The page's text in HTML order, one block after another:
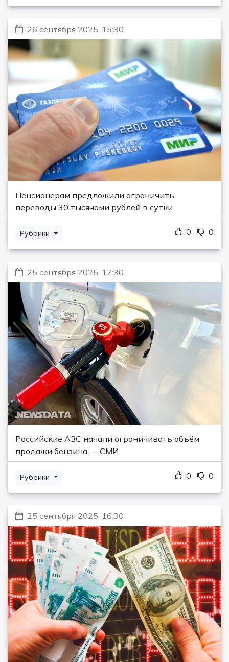
26 сентября 2025, 15:30
Пенсионерам предложили ограничить
переводы 30 тысячами рублей в сутки
Рубрики 0 0
25 сентября 2025, 17:30
Российские АЗС начали ограничивать объём
продажи бензина — СМИ
Рубрики 0 0
25 сентября 2025, 16:30